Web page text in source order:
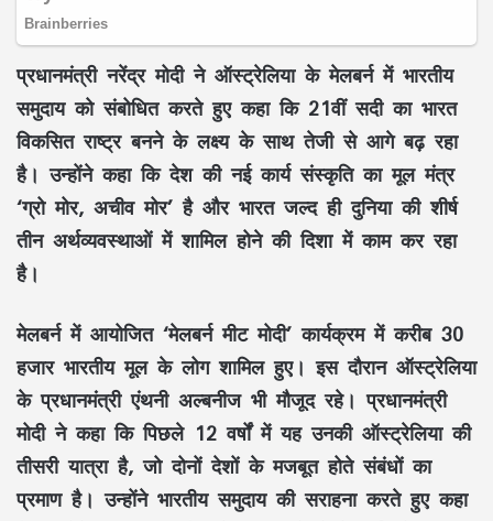
प्रधानमंत्री नरेंद्र मोदी ने ऑस्ट्रेलिया के मेलबर्न में भारतीय
समुदाय को संबोधित करते हुए कहा कि 21वीं सदी का भारत
विकसित राष्ट्र बनने के लक्ष्य के साथ तेजी से आगे बढ़ रहा
है। उन्होंने कहा कि देश की नई कार्य संस्कृति का मूल मंत्र
‘ग्रो मोर, अचीव मोर’ है और भारत जल्द ही दुनिया की शीर्ष
तीन अर्थव्यवस्थाओं में शामिल होने की दिशा में काम कर रहा
है।
मेलबर्न में आयोजित ‘मेलबर्न मीट मोदी’ कार्यक्रम में करीब 30
हजार भारतीय मूल के लोग शामिल हुए। इस दौरान ऑस्ट्रेलिया
के प्रधानमंत्री एंथनी अल्बनीज भी मौजूद रहे। प्रधानमंत्री
मोदी ने कहा कि पिछले 12 वर्षों में यह उनकी ऑस्ट्रेलिया की
तीसरी यात्रा है, जो दोनों देशों के मजबूत होते संबंधों का
प्रमाण है। उन्होंने भारतीय समुदाय की सराहना करते हुए कहा